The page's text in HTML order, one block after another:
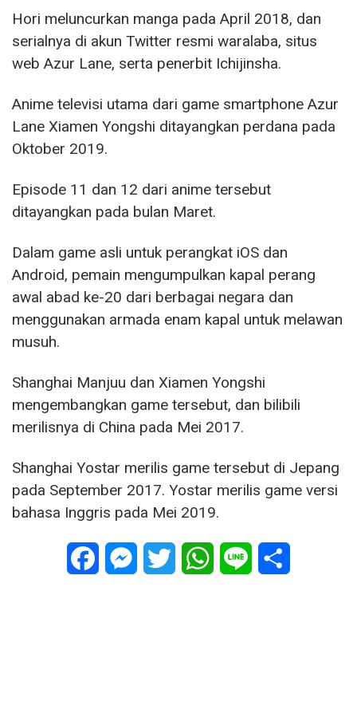
Hori meluncurkan manga pada April 2018, dan
serialnya di akun Twitter resmi waralaba, situs
web Azur Lane, serta penerbit Ichijinsha.
Anime televisi utama dari game smartphone Azur
Lane Xiamen Yongshi ditayangkan perdana pada
Oktober 2019.
Episode 11 dan 12 dari anime tersebut
ditayangkan pada bulan Maret.
Dalam game asli untuk perangkat iOS dan
Android, pemain mengumpulkan kapal perang
awal abad ke-20 dari berbagai negara dan
menggunakan armada enam kapal untuk melawan
musuh.
Shanghai Manjuu dan Xiamen Yongshi
mengembangkan game tersebut, dan bilibili
merilisnya di China pada Mei 2017.
Shanghai Yostar merilis game tersebut di Jepang
pada September 2017. Yostar merilis game versi
bahasa Inggris pada Mei 2019.
FacebookMessenger
Twitter WhatsApp
Line